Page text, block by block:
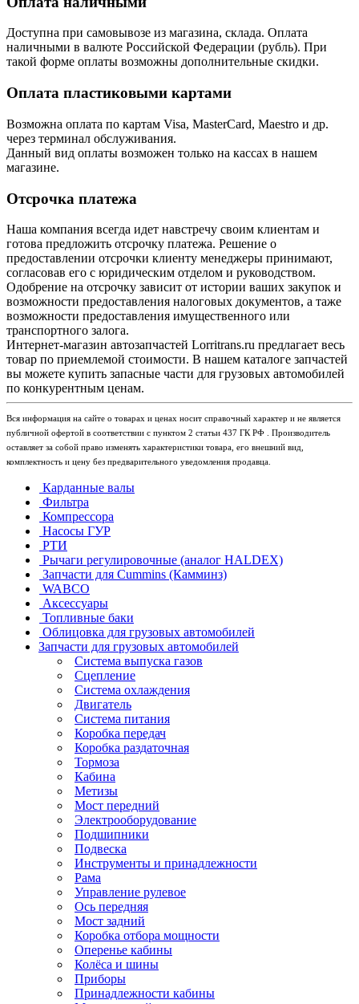
Доступна при самовывозе из магазина, склада. Оплата
наличными в валюте Российской Федерации (рубль). При
такой форме оплаты возможны дополнительные скидки.
Оплата пластиковыми картами
Возможна оплата по картам Visa, MasterCard, Maestro и др.
через терминал обслуживания.
Данный вид оплаты возможен только на кассах в нашем
магазине.
Отсрочка платежа
Наша компания всегда идет навстречу своим клиентам и
готова предложить отсрочку платежа. Решение о
предоставлении отсрочки клиенту менеджеры принимают,
согласовав его с юридическим отделом и руководством.
Одобрение на отсрочку зависит от истории ваших закупок и
возможности предоставления налоговых документов, а таже
возможности предоставления имущественного или
транспортного залога.
Интернет-магазин автозапчастей Lorritrans.ru предлагает весь
товар по приемлемой стоимости. В нашем каталоге запчастей
вы можете купить запасные части для грузовых автомобилей
по конкурентным ценам.
Вся информация на сайте о товарах и ценах носит справочный характер и не является
публичной офертой в соответствии с пунктом 2 статьи 437 ГК РФ . Производитель
оставляет за собой право изменять характеристики товара, его внешний вид,
комплектность и цену без предварительного уведомления продавца.
Карданные валы
Фильтра
Компрессора
Насосы ГУР
РТИ
Рычаги регулировочные (аналог HALDEX)
Запчасти для Cummins (Камминз)
WABCO
Аксессуары
Топливные баки
Облицовка для грузовых автомобилей
Запчасти для грузовых автомобилей
Система выпуска газов
Сцепление
Система охлаждения
Двигатель
Система питания
Коробка передач
Коробка раздаточная
Тормоза
Кабина
Метизы
Мост передний
Электрооборудование
Подшипники
Подвеска
Инструменты и принадлежности
Рама
Управление рулевое
Ось передняя
Мост задний
Коробка отбора мощности
Оперенье кабины
Колёса и шины
Приборы
Принадлежности кабины